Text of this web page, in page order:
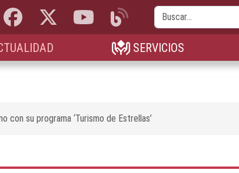
abre en nueva pestaña
Facebook, abre en nueva pestaña
X, antes Twitter, abre en nueva pestaña
YouTube, abre en nueva pestaña
Blog, abre en nueva pestaña
Buscar
SERVICIOS
con su programa ‘Turismo de Estrellas’